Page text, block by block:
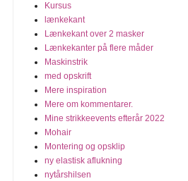
Kursus
lænkekant
Lænkekant over 2 masker
Lænkekanter på flere måder
Maskinstrik
med opskrift
Mere inspiration
Mere om kommentarer.
Mine strikkeevents efterår 2022
Mohair
Montering og opsklip
ny elastisk aflukning
nytårshilsen